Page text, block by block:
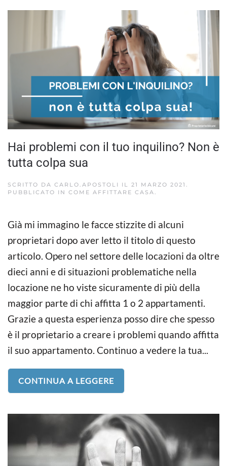
Hai problemi con il tuo inquilino? Non è
tutta colpa sua
SCRITTO DA CARLO.APOSTOLI IL 21 MARZO 2021 .
PUBBLICATO IN COME AFFITTARE CASA.
Già mi immagino le facce stizzite di alcuni
proprietari dopo aver letto il titolo di questo
articolo. Opero nel settore delle locazioni da oltre
dieci anni e di situazioni problematiche nella
locazione ne ho viste sicuramente di più della
maggior parte di chi affitta 1 o 2 appartamenti.
Grazie a questa esperienza posso dire che spesso
è il proprietario a creare i problemi quando affitta
il suo appartamento. Continuo a vedere la tua...
CONTINUA A LEGGERE